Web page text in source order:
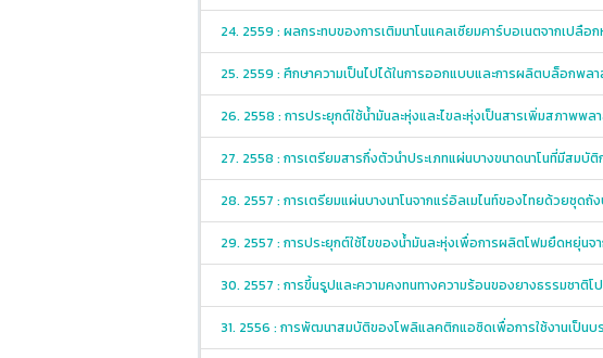
24. 2559 : ผลกระทบของการเติมนาโนแคลเซียมคาร์บอเนตจากเปลื
25. 2559 : ศึกษาความเป็นไปได้ในการออกแบบและการผลิตบล็อกพล
26. 2558 : การประยุกต์ใช้น้ำมันละหุ่งและไขละหุ่งเป็นสารเพิ่มสภาพ
27. 2558 : การเตรียมสารกึ่งตัวนำประเภทแผ่นบางขนาดนาโนที่มีสมบั
28. 2557 : การเตรียมแผ่นบางนาโนจากแร่อิลเมไนท์ของไทยด้วยชุดถั
29. 2557 : การประยุกต์ใช้ไขของน้ำมันละหุ่งเพื่อการผลิตโฟมยืดหยุ่น
30. 2557 : การขึ้นรูปและความคงทนทางความร้อนของยางธรรมชาติ
31. 2556 : การพัฒนาสมบัติของโพลิแลคติกแอซิดเพื่อการใช้งานเป็